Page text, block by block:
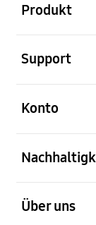
Produkt
Support
Konto
Über uns